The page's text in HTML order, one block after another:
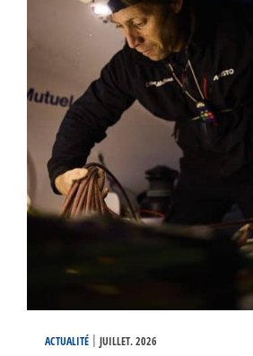
ACTUALITÉ | JUILLET. 2026